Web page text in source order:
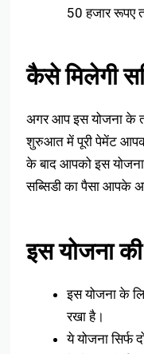
50 हजार रूपए
कैसे मिलेगी
अगर आप इस योजना के
शुरुआत में पूरी पेमेंट
के बाद आपको इस योजना
सब्सिडी का पैसा आपके
इस योजना
इस योजना के
रखा है।
ये योजना सिर्फ